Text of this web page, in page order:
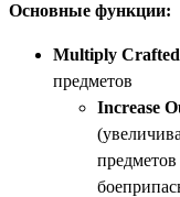
Основные функции:
Multiply
предметов
Increase